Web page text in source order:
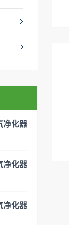
净化器
花粉、
净化器
净化器